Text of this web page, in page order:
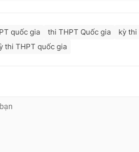
quốc gia thi THPT Quốc gia
kỳ thi
thi THPT quốc gia